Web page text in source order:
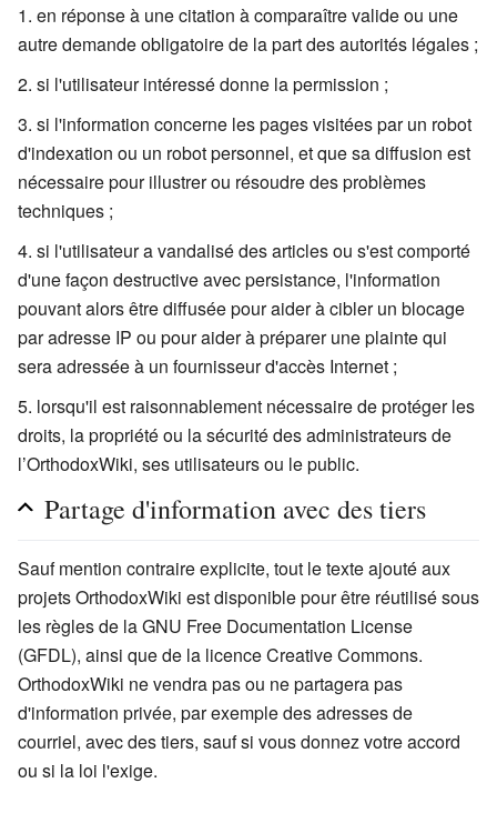
en réponse à une citation à comparaître valide ou une
autre demande obligatoire de la part des autorités légales ;
si l'utilisateur intéressé donne la permission ;
si l'information concerne les pages visitées par un robot
d'indexation ou un robot personnel, et que sa diffusion est
nécessaire pour illustrer ou résoudre des problèmes
techniques ;
si l'utilisateur a vandalisé des articles ou s'est comporté
d'une façon destructive avec persistance, l'information
pouvant alors être diffusée pour aider à cibler un blocage
par adresse IP ou pour aider à préparer une plainte qui
sera adressée à un fournisseur d'accès Internet ;
lorsqu'il est raisonnablement nécessaire de protéger les
droits, la propriété ou la sécurité des administrateurs de
l’OrthodoxWiki, ses utilisateurs ou le public.
Partage d'information avec des tiers
Sauf mention contraire explicite, tout le texte ajouté aux
projets OrthodoxWiki est disponible pour être réutilisé sous
les règles de la GNU Free Documentation License
(GFDL), ainsi que de la licence Creative Commons.
OrthodoxWiki ne vendra pas ou ne partagera pas
d'information privée, par exemple des adresses de
courriel, avec des tiers, sauf si vous donnez votre accord
ou si la loi l'exige.